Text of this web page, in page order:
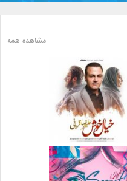
مشاهده همه
دانلود آهنگ جدید علیرضا
قربانی بنام خیال خوش